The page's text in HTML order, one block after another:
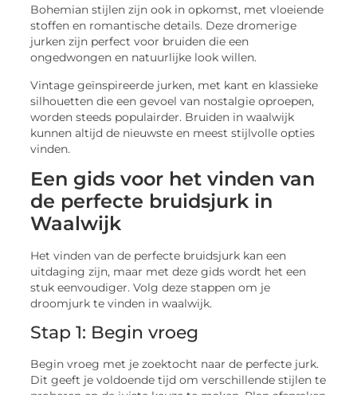
Bohemian stijlen zijn ook in opkomst, met vloeiende
stoffen en romantische details. Deze dromerige
jurken zijn perfect voor bruiden die een
ongedwongen en natuurlijke look willen.
Vintage geïnspireerde jurken, met kant en klassieke
silhouetten die een gevoel van nostalgie oproepen,
worden steeds populairder. Bruiden in waalwijk
kunnen altijd de nieuwste en meest stijlvolle opties
vinden.
Een gids voor het vinden van
de perfecte bruidsjurk in
Waalwijk
Het vinden van de perfecte bruidsjurk kan een
uitdaging zijn, maar met deze gids wordt het een
stuk eenvoudiger. Volg deze stappen om je
droomjurk te vinden in waalwijk.
Stap 1: Begin vroeg
Begin vroeg met je zoektocht naar de perfecte jurk.
Dit geeft je voldoende tijd om verschillende stijlen te